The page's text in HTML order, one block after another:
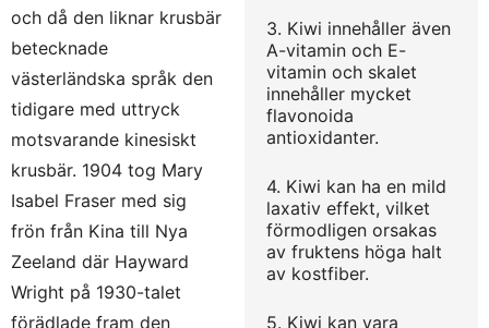
3. Kiwi innehåller även
A-vitamin och E-
vitamin och skalet
innehåller mycket
flavonoida
antioxidanter.
4. Kiwi kan ha en mild
laxativ effekt, vilket
förmodligen orsakas
av fruktens höga halt
av kostfiber.
5. Kiwi kan vara
och då den liknar krusbär
betecknade
västerländska språk den
tidigare med uttryck
motsvarande kinesiskt
krusbär. 1904 tog Mary
Isabel Fraser med sig
frön från Kina till Nya
Zeeland där Hayward
Wright på 1930-talet
förädlade fram den